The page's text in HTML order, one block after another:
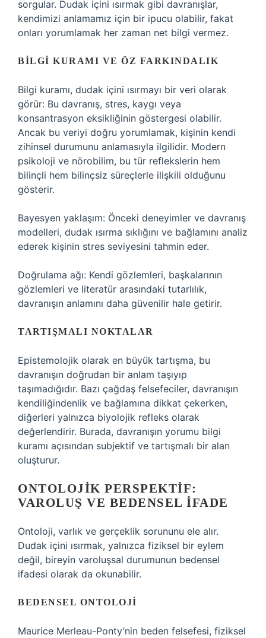
sorgular. Dudak içini ısırmak gibi davranışlar,
kendimizi anlamamız için bir ipucu olabilir, fakat
onları yorumlamak her zaman net bilgi vermez.
BILGI KURAMI VE ÖZ FARKINDALIK
Bilgi kuramı, dudak içini ısırmayı bir veri olarak
görür: Bu davranış, stres, kaygı veya
konsantrasyon eksikliğinin göstergesi olabilir.
Ancak bu veriyi doğru yorumlamak, kişinin kendi
zihinsel durumunu anlamasıyla ilgilidir. Modern
psikoloji ve nörobilim, bu tür reflekslerin hem
bilinçli hem bilinçsiz süreçlerle ilişkili olduğunu
gösterir.
Bayesyen yaklaşım: Önceki deneyimler ve davranış
modelleri, dudak ısırma sıklığını ve bağlamını analiz
ederek kişinin stres seviyesini tahmin eder.
Doğrulama ağı: Kendi gözlemleri, başkalarının
gözlemleri ve literatür arasındaki tutarlılık,
davranışın anlamını daha güvenilir hale getirir.
TARTIŞMALI NOKTALAR
Epistemolojik olarak en büyük tartışma, bu
davranışın doğrudan bir anlam taşıyıp
taşımadığıdır. Bazı çağdaş felsefeciler, davranışın
kendiliğindenlik ve bağlamına dikkat çekerken,
diğerleri yalnızca biyolojik refleks olarak
değerlendirir. Burada, davranışın yorumu bilgi
kuramı açısından subjektif ve tartışmalı bir alan
oluşturur.
ONTOLOJIK PERSPEKTIF:
VAROLUŞ VE BEDENSEL İFADE
Ontoloji, varlık ve gerçeklik sorununu ele alır.
Dudak içini ısırmak, yalnızca fiziksel bir eylem
değil, bireyin varoluşsal durumunun bedensel
ifadesi olarak da okunabilir.
BEDENSEL ONTOLOJI
Maurice Merleau-Ponty’nin beden felsefesi, fiziksel